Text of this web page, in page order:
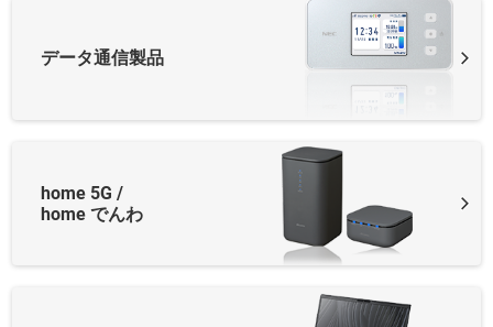
データ通信製品
home 5G /
home でんわ